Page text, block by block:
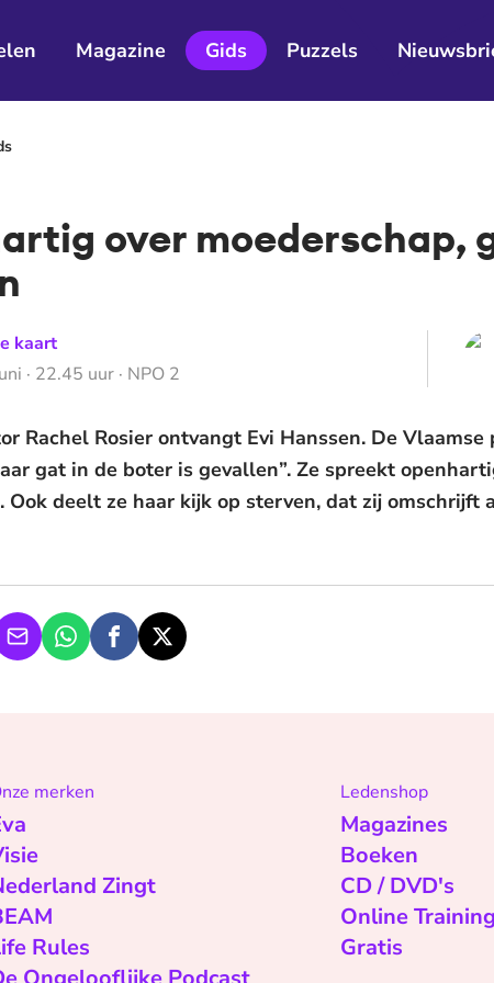
Magazine Gids Puzzels
over moederschap,
kaart
· 22.45 uur · NPO 2
Rachel Rosier ontvangt Evi Hanssen. De
gat in de boter is gevallen”. Ze spreekt
Ook deelt ze haar kijk op sterven, dat zij
merken
Zingt
Rules
Ledenshop
Magazines
Boeken
CD / DVD's
Online
Gratis